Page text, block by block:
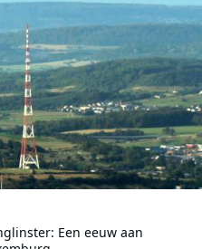
Een eeuw aan